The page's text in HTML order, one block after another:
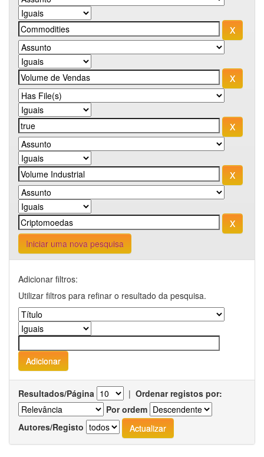
Iniciar uma nova pesquisa
Adicionar filtros:
Utilizar filtros para refinar o resultado da pesquisa.
Resultados/Página | Ordenar registos por:
Por ordem
Autores/Registo